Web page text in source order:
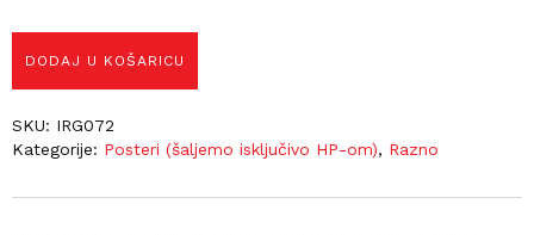
DODAJ U KOŠARICU
SKU: IRG072
Kategorije: Posteri (šaljemo isključivo HP-om), Razno